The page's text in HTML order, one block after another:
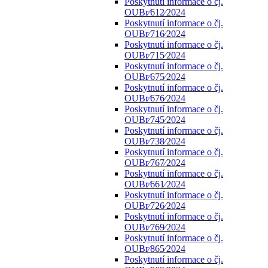
OUBr⁄612⁄2024
Poskytnutí informace o čj.
OUBr⁄716⁄2024
Poskytnutí informace o čj.
OUBr⁄715⁄2024
Poskytnutí informace o čj.
OUBr⁄675⁄2024
Poskytnutí informace o čj.
OUBr⁄676⁄2024
Poskytnutí informace o čj.
OUBr⁄745⁄2024
Poskytnutí informace o čj.
OUBr⁄738⁄2024
Poskytnutí informace o čj.
OUBr⁄767⁄2024
Poskytnutí informace o čj.
OUBr⁄661⁄2024
Poskytnutí informace o čj.
OUBr⁄726⁄2024
Poskytnutí informace o čj.
OUBr⁄769⁄2024
Poskytnutí informace o čj.
OUBr⁄865⁄2024
Poskytnutí informace o čj.